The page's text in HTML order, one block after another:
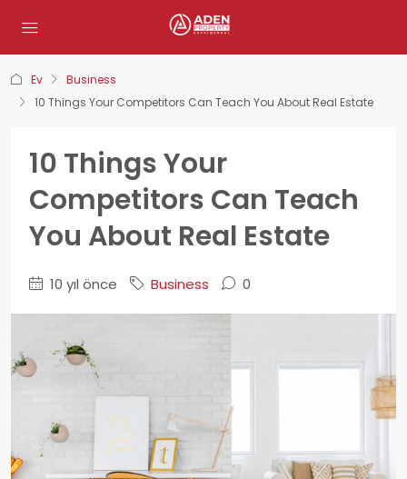
Ev
Business
10 Things Your Competitors Can Teach You About Real Estate
10 Things Your
Competitors Can Teach
You About Real Estate
10 yıl önce Business 0